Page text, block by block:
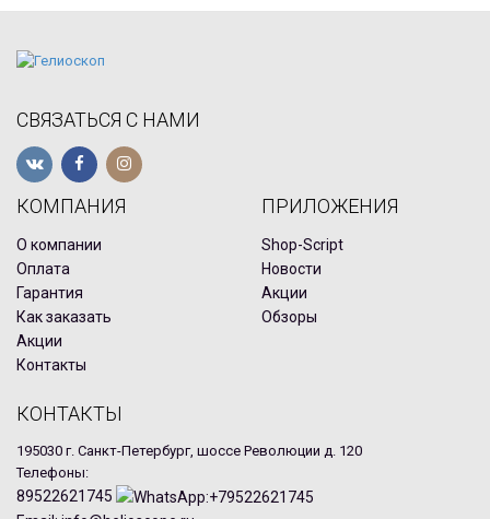
СВЯЗАТЬСЯ С НАМИ
КОМПАНИЯ
О компании
Оплата
Гарантия
Как заказать
Акции
Контакты
ПРИЛОЖЕНИЯ
Shop-Script
Новости
Акции
Обзоры
КОНТАКТЫ
195030 г. Санкт-Петербург, шоссе Революции д. 120
Телефоны:
89522621745